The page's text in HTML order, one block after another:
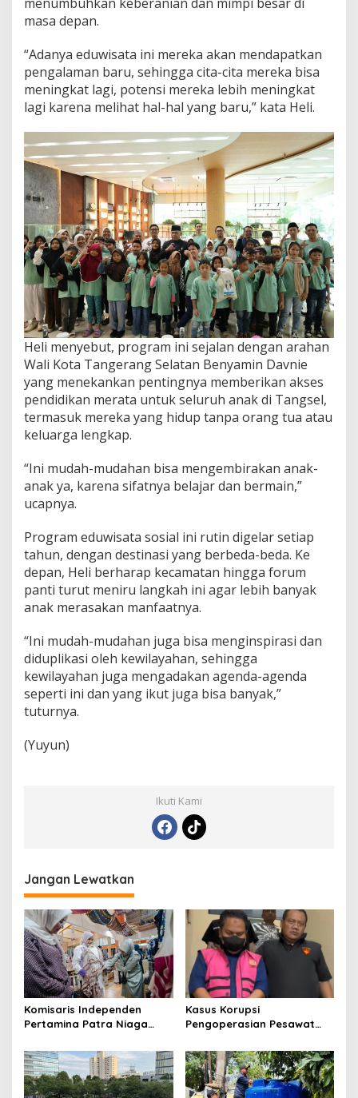
masa depan.
“Adanya eduwisata ini mereka akan mendapatkan
pengalaman baru, sehingga cita-cita mereka bisa
meningkat lagi, potensi mereka lebih meningkat
lagi karena melihat hal-hal yang baru,” kata Heli.
Heli menyebut, program ini sejalan dengan arahan
Wali Kota Tangerang Selatan Benyamin Davnie
yang menekankan pentingnya memberikan akses
pendidikan merata untuk seluruh anak di Tangsel,
termasuk mereka yang hidup tanpa orang tua atau
keluarga lengkap.
“Ini mudah-mudahan bisa mengembirakan anak-
anak ya, karena sifatnya belajar dan bermain,”
ucapnya.
Program eduwisata sosial ini rutin digelar setiap
tahun, dengan destinasi yang berbeda-beda. Ke
depan, Heli berharap kecamatan hingga forum
panti turut meniru langkah ini agar lebih banyak
anak merasakan manfaatnya.
“Ini mudah-mudahan juga bisa menginspirasi dan
diduplikasi oleh kewilayahan, sehingga
kewilayahan juga mengadakan agenda-agenda
seperti ini dan yang ikut juga bisa banyak,”
tuturnya.
(Yuyun)
Ikuti Kami
Jangan Lewatkan
Komisaris Independen
Pertamina Patra Niaga
Mitra Binaan dengan
Sentuhan Kemanusiaan dan
Keberlanjutan
Kasus Korupsi
Pengoperasian Pesawat
Development Ditetapkan
Tersangka